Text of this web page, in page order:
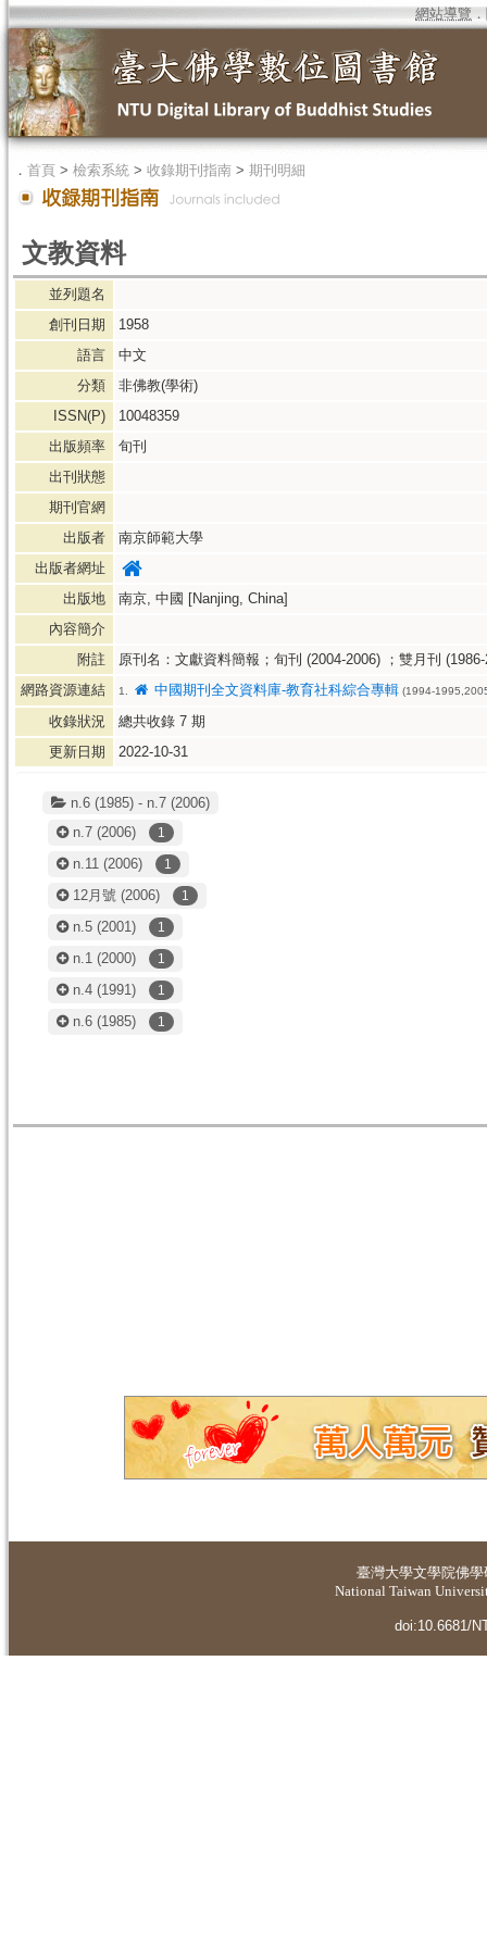
網站導覽 ．
． 首頁 > 檢索系統 > 收錄期刊指南 > 期刊明細
文教資料
並列題名
創刊日期
1958
語言
中文
分類
非佛教(學術)
ISSN(P)
10048359
出版頻率
旬刊
出刊狀態
期刊官網
出版者
南京師範大學
出版者網址
出版地
南京, 中國 [Nanjing, China]
內容簡介
附註
原刊名：文獻資料簡報；旬刊 (2004-2006) ；雙月刊
網路資源連結
1. 中國期刊全文資料庫-教育社科綜合專輯 (1994-
收錄狀況 總共收錄 7 期
更新日期
2022-10-31
n.6 (1985) - n.7 (2006)
n.7 (2006) 1
n.11 (2006) 1
12月號 (2006) 1
n.5 (2001) 1
n.1 (2000) 1
n.4 (1991) 1
n.6 (1985) 1
臺灣大學文學院佛
National Taiwan
doi:10.6681/